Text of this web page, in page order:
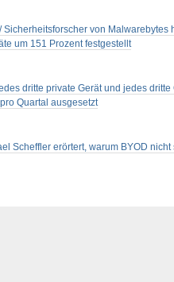
von Malwarebytes
um 151 Prozent festgestellt
dritte private Gerät und jedes dritte
Quartal ausgesetzt
Scheffler erörtert, warum BYOD nicht